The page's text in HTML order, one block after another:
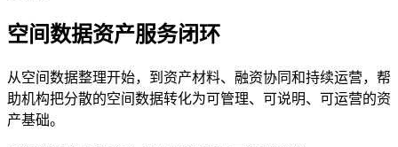
空间数据资产服务闭环
从空间数据整理开始，到资产材料、融资协同和持续运营，帮
助机构把分散的空间数据转化为可管理、可说明、可运营的资
产基础。